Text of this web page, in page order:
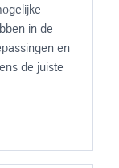
in de
en
de juiste